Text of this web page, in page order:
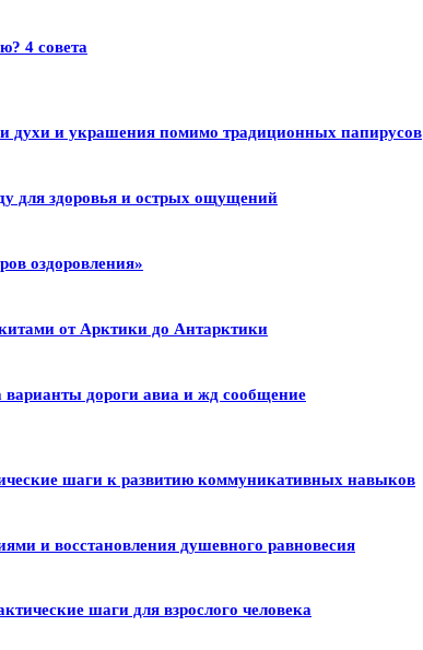
4 совета
духи и украшения помимо традиционных папирусов
для здоровья и острых ощущений
оздоровления»
от Арктики до Антарктики
дороги авиа и жд сообщение
шаги к развитию коммуникативных навыков
и восстановления душевного равновесия
шаги для взрослого человека